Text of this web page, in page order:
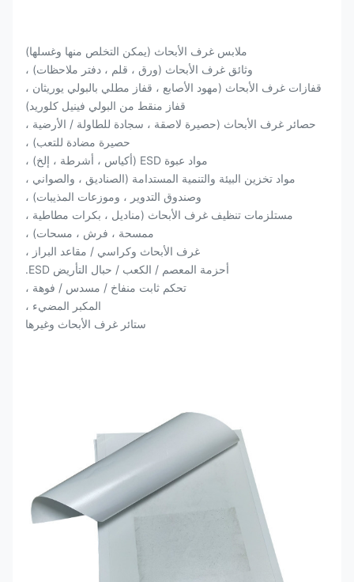
ملابس غرف الأبحاث (يمكن التخلص منها وغسلها)
وثائق غرف الأبحاث (ورق ، قلم ، دفتر ملاحظات) ،
قفازات غرف الأبحاث (مهود الأصابع ، قفاز مطلي بالبولي يوريثان ،
قفاز منقط من البولي فينيل كلوريد)
حصائر غرف الأبحاث (حصيرة لاصقة ، سجادة للطاولة / الأرضية ،
حصيرة مضادة للتعب) ،
مواد عبوة ESD (أكياس ، أشرطة ، إلخ) ،
مواد تخزين البيئة والتنمية المستدامة (الصناديق ، والصواني ،
وصندوق التدوير ، وموزعات المذيبات) ،
مستلزمات تنظيف غرف الأبحاث (مناديل ، بكرات مطاطية ،
ممسحة ، فرش ، مسحات) ،
غرف الأبحاث وكراسي / مقاعد البراز ،
أحزمة المعصم / الكعب / حبال التأريض ESD.
تحكم ثابت منفاخ / مسدس / فوهة ،
المكبر المضيء ،
ستائر غرف الأبحاث وغيرها